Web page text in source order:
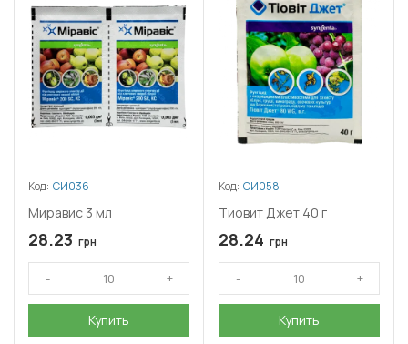
Код: СИ036
Миравис 3 мл
28.23 грн
Купить
Код: СИ058
Тиовит Джет 40 г
28.24 грн
Купить